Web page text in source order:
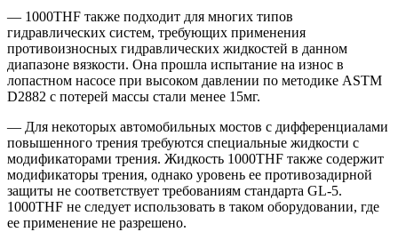
— 1000THF также подходит для многих типов
гидравлических систем, требующих применения
противоизносных гидравлических жидкостей в данном
диапазоне вязкости. Она прошла испытание на износ в
лопастном насосе при высоком давлении по методике ASTM
D2882 с потерей массы стали менее 15мг.
— Для некоторых автомобильных мостов с дифференциалами
повышенного трения требуются специальные жидкости с
модификаторами трения. Жидкость 1000THF также содержит
модификаторы трения, однако уровень ее противозадирной
защиты не соответствует требованиям стандарта GL-5.
1000THF не следует использовать в таком оборудовании, где
ее применение не разрешено.